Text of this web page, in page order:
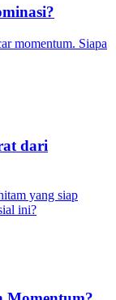
momentum. Siapa
dari
yang siap
ini?